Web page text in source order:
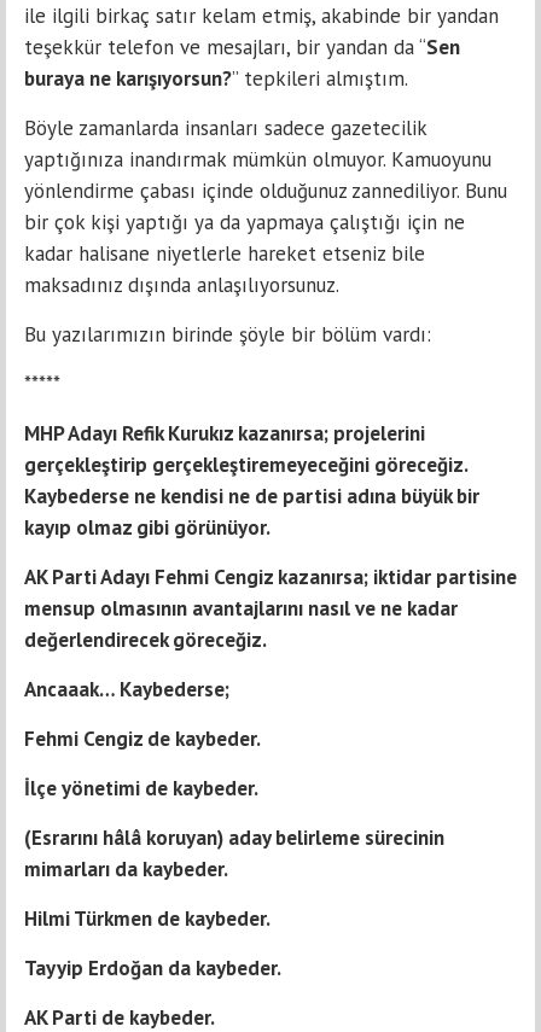
ile ilgili birkaç satır kelam etmiş, akabinde bir yandan
teşekkür telefon ve mesajları, bir yandan da “Sen
buraya ne karışıyorsun?” tepkileri almıştım.
Böyle zamanlarda insanları sadece gazetecilik
yaptığınıza inandırmak mümkün olmuyor. Kamuoyunu
yönlendirme çabası içinde olduğunuz zannediliyor. Bunu
bir çok kişi yaptığı ya da yapmaya çalıştığı için ne
kadar halisane niyetlerle hareket etseniz bile
maksadınız dışında anlaşılıyorsunuz.
Bu yazılarımızın birinde şöyle bir bölüm vardı:
*****
MHP Adayı Refik Kurukız kazanırsa; projelerini
gerçekleştirip gerçekleştiremeyeceğini göreceğiz.
Kaybederse ne kendisi ne de partisi adına büyük bir
kayıp olmaz gibi görünüyor.
AK Parti Adayı Fehmi Cengiz kazanırsa; iktidar partisine
mensup olmasının avantajlarını nasıl ve ne kadar
değerlendirecek göreceğiz.
Ancaaak… Kaybederse;
Fehmi Cengiz de kaybeder.
İlçe yönetimi de kaybeder.
(Esrarını hâlâ koruyan) aday belirleme sürecinin
mimarları da kaybeder.
Hilmi Türkmen de kaybeder.
Tayyip Erdoğan da kaybeder.
AK Parti de kaybeder.